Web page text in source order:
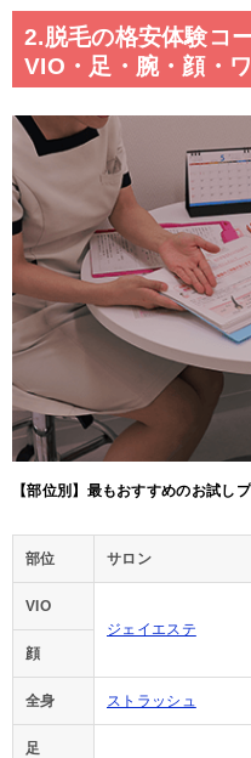
2.脱毛の格安体験コ
VIO・足・腕・顔・
【部位別】最もおすすめのお試し
部位 サロン
VIO
ジェイエステ
顔
全身 ストラッシュ
足